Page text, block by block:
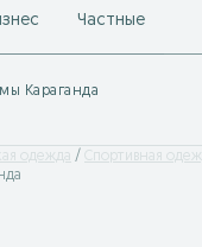
Частные
Караганда
одежда Спортивная